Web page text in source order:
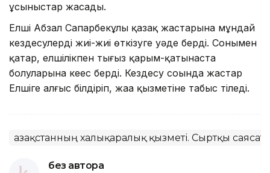
ұсыныстар жасады.
Елші Абзал Сапарбекұлы қазақ жастарына мұндай
кездесулерді жиі-жиі өткізуге уәде берді. Сонымен
қатар, елшілікпен тығыз қарым-қатынаста
болуларына кеңес берді. Кездесу соңында жастар
Елшіге алғыс білдіріп, жаңа қызметіне табыс тіледі.
Қазақстанның халықаралық қызметі. Сыртқы саясат
без автора